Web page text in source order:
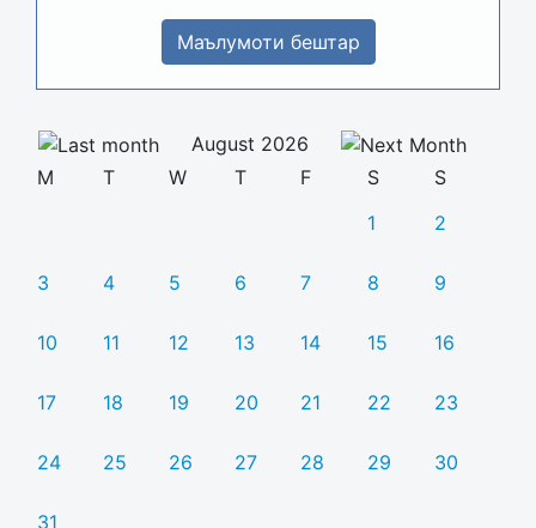
Маълумоти бештар
August 2026
M
T W T F S
S
1
2
3 4 5 6 7 8 9
10 11 12 13 14 15 16
17 18 19 20 21 22 23
24 25 26 27 28 29 30
31